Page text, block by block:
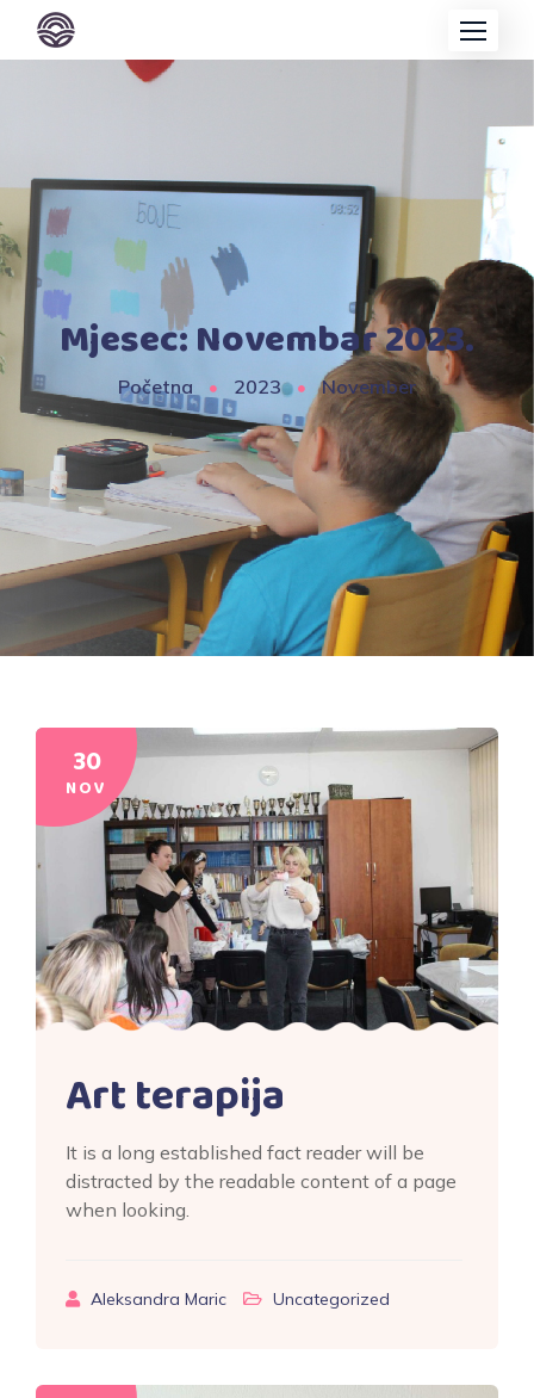
Mjesec:Novembar 2023.
Početna 2023 November
30
NOV
Art terapija
It is a long established fact reader will be
distracted by the readable content of a page
when looking.
Aleksandra Maric Uncategorized